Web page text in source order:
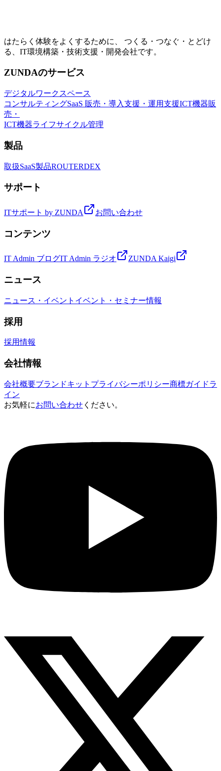
はたらく体験をよくするために、 つくる・つなぐ・とどけ
る、IT環境構築・技術支援・開発会社です。
ZUNDAのサービス
デジタルワークスペース
コンサルティングSaaS 販売・導入支援・運用支援ICT機器販
売・
ICT機器ライフサイクル管理
製品
取扱SaaS製品ROUTERDEX
サポート
ITサポート by ZUNDA お問い合わせ
コンテンツ
IT Admin ブログIT Admin ラジオ ZUNDA Kaigi
ニュース
ニュース・イベント イベント・セミナー情報
採用
採用情報
会社情報
会社概要ブランドキット プライバシーポリシー商標ガイドラ
イン
お気軽にお問い合わせ ください。